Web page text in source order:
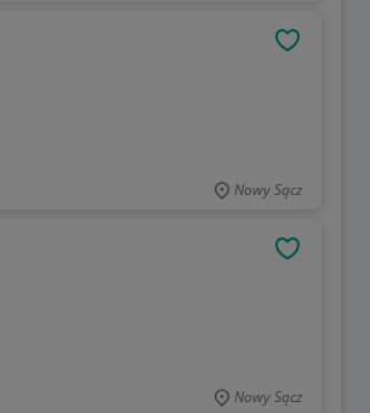
Nowy Sącz
Nowy Sącz